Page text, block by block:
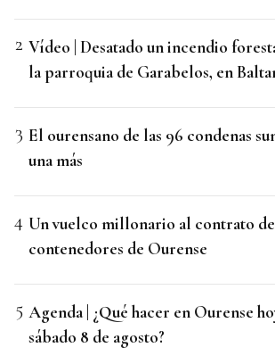
Vídeo | Desatado un incendio
la parroquia de Garabelos, en
El ourensano de las 96 condenas
una más
Un vuelco millonario al contrato
contenedores de Ourense
Agenda | ¿Qué hacer en Ourense
sábado 8 de agosto?